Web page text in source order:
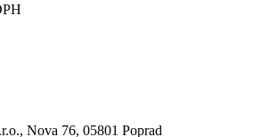
Nova 76, 05801 Poprad